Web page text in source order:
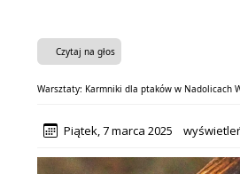
Czytaj na głos
Warsztaty: Karmniki dla ptaków w Nadolicach
Piątek, 7 marca 2025